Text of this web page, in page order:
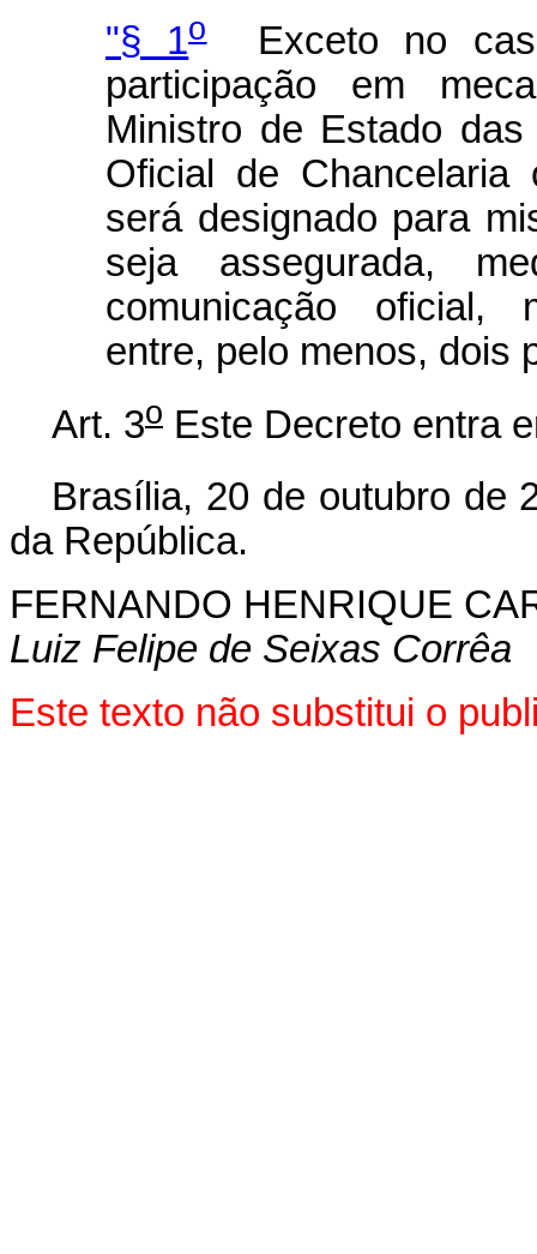
"§ 1oExceto no
participação em
Ministro de Estado
Oficial de Chancelaria
será designado para
seja assegurada,
comunicação oficial,
entre, pelo menos, dois
Art. 3o Este Decreto entra
Brasília, 20 de outubro de
da República.
FERNANDO HENRIQUE
Luiz Felipe de Seixas Corrêa
Este texto não substitui o